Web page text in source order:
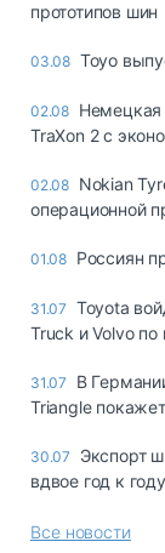
прототипов шин
03.08 Toyo
02.08 Немецкая
TraXon 2 с
02.08 Nokian
операционной
01.08 Россиян
31.07 Toyota
Truck и Volvo
31.07
В
Triangle
30.07
Экспорт
вдвое год к году
Все новости